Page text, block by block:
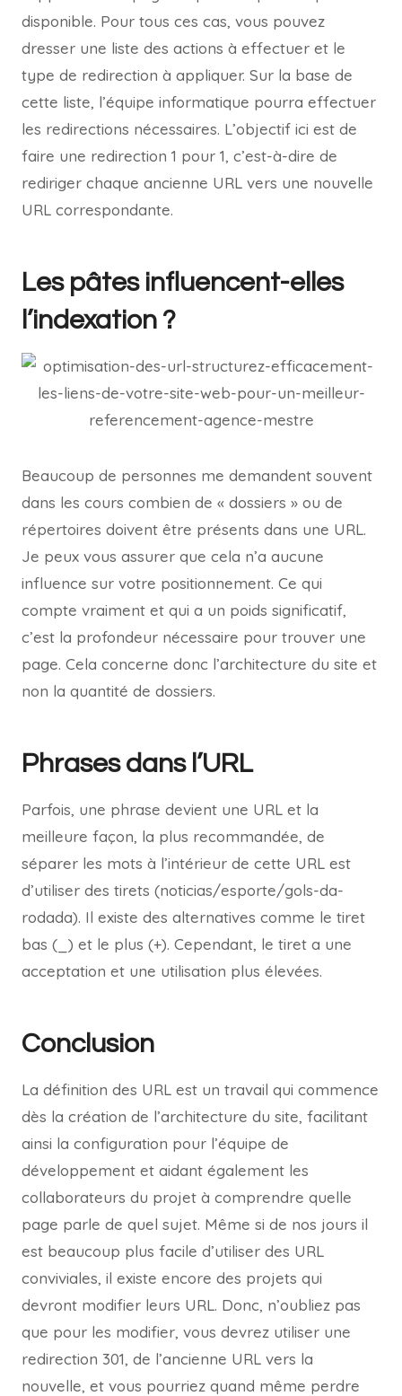
disponible. Pour tous ces cas, vous pouvez
dresser une liste des actions à effectuer et le
type de redirection à appliquer. Sur la base de
cette liste, l’équipe informatique pourra effectuer
les redirections nécessaires. L’objectif ici est de
faire une redirection 1 pour 1, c’est-à-dire de
rediriger chaque ancienne URL vers une nouvelle
URL correspondante.
Les pâtes influencent-elles
l’indexation ?
Beaucoup de personnes me demandent souvent
dans les cours combien de « dossiers » ou de
répertoires doivent être présents dans une URL.
Je peux vous assurer que cela n’a aucune
influence sur votre positionnement. Ce qui
compte vraiment et qui a un poids significatif,
c’est la profondeur nécessaire pour trouver une
page. Cela concerne donc l’architecture du site et
non la quantité de dossiers.
Phrases dans l’URL
Parfois, une phrase devient une URL et la
meilleure façon, la plus recommandée, de
séparer les mots à l’intérieur de cette URL est
d’utiliser des tirets (noticias/esporte/gols-da-
rodada). Il existe des alternatives comme le tiret
bas (_) et le plus (+). Cependant, le tiret a une
acceptation et une utilisation plus élevées.
Conclusion
La définition des URL est un travail qui commence
dès la création de l’architecture du site, facilitant
ainsi la configuration pour l’équipe de
développement et aidant également les
collaborateurs du projet à comprendre quelle
page parle de quel sujet. Même si de nos jours il
est beaucoup plus facile d’utiliser des URL
conviviales, il existe encore des projets qui
devront modifier leurs URL. Donc, n’oubliez pas
que pour les modifier, vous devrez utiliser une
redirection 301, de l’ancienne URL vers la
nouvelle, et vous pourriez quand même perdre